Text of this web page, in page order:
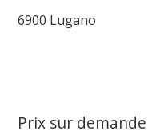
6900 Lugano
Prix sur demande